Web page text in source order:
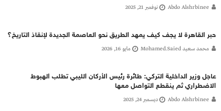
Abdo Alshrbinee نوفمبر 21, 2025
حبر القاهرة لا يجف كيف يمهد الطريق نحو العاصمة الجديدة لإنقاذ التاريخ؟
محمد سعيد Mohamed.saied مايو 16, 2026
عاجل وزير الداخلية التركي: طائرة رئيس الأركان الليبي تطلب الهبوط
الاضطراري ثم ينقطع التواصل معها
Abdo Alshrbinee ديسمبر 24, 2025